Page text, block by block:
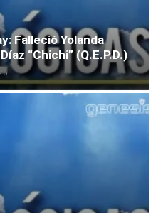
Falleció Yolanda
“Chichi” (Q.E.P.D.)